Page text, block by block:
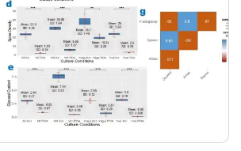
để cấy ghép phục hình bằng công nghệ
[…]